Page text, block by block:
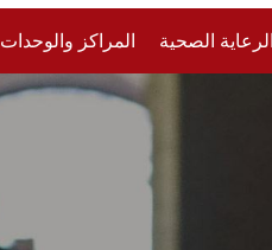
الرعاية الصحية المراكز والوحدات